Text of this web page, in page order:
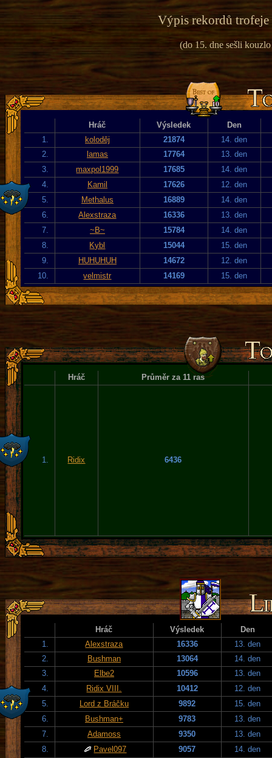
Výpis rekordů
(do 15. dne sešli
Hráč Výsledek
Den
1.
koloděj 21874
14. den
2.
lamas 17764
13. den
3.
maxpol1999 17685
14. den
4.
Kamil 17626
12. den
5.
Methalus 16889
14. den
6.
Alexstraza 16336
13. den
7.
~B~ 15784
14. den
8.
Kybl 15044
15. den
9.
HUHUHUH 14672
12. den
10.
velmistr 14169 15. den
Hráč Průměr za 11 ras
1. Ridix 6436
Hráč Výsledek
Den
1.
Alexstraza 16336
13. den
2.
Bushman 13064
14. den
3.
Elbe2 10596
13. den
4.
Ridix VIII. 10412
12. den
5.
Lord z Bráčku 9892
15. den
6.
Bushman+ 9783
13. den
7.
Adamoss 9350
13. den
8.
Pavel097 9057
14. den